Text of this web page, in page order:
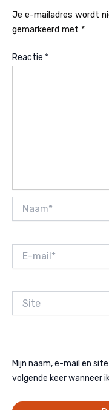
Je e-mailadres wordt
gemarkeerd met *
Reactie *
Naam*
E-
mail*
Site
Mijn naam, e-mail en
volgende keer wanneer